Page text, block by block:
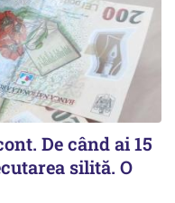
De când ai 15
silită. O